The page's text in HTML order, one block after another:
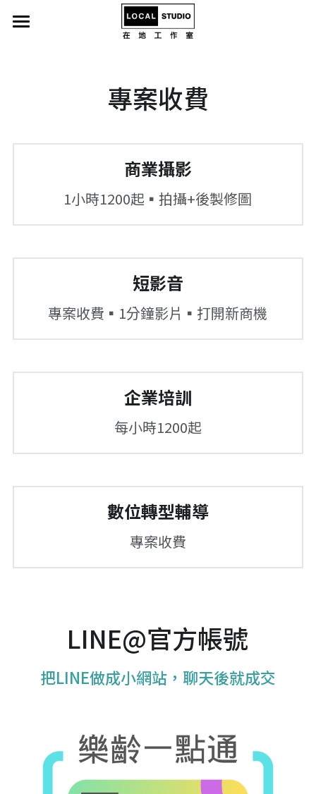
創業諮詢
電動升降桌-到府安裝
電腦螢幕支架-到府安裝
課程電子書
Ai工具連結
花蓮縣電腦文書處理人員職業工會
專案收費
商業攝影
1小時1200起 ▪拍攝+後製修圖
短影音
專案收費 ▪ 1分鐘影片 ▪ 打開新商機
企業培訓
每小時1200起
數位轉型輔導
專案收費
LINE@官方帳號
把LINE做成小網站，聊天後就成交